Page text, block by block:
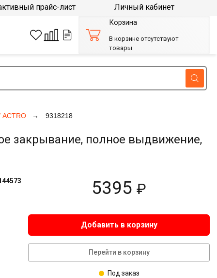
9318218
закрывание, полное выдвижение,
5395 ₽
Добавить в корзину
Перейти в корзину
Под заказ
прайс-лист Личный кабинет
Корзина
В корзине отсутствуют
товары